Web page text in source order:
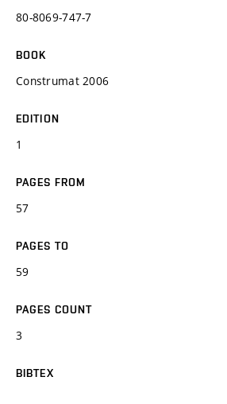
80-8069-747-7
BOOK
Construmat 2006
EDITION
1
PAGES FROM
57
PAGES TO
59
PAGES COUNT
3
BIBTEX